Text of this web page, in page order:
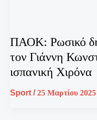
ΠΑΟΚ: Ρωσικό
τον Γιάννη
ισπανική Χιρόνα
Sport /25 Μαρτίου 2025